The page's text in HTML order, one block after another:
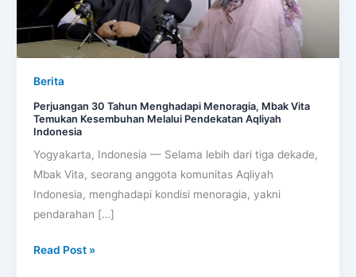
Berita
Perjuangan 30 Tahun Menghadapi Menoragia, Mbak Vita
Temukan Kesembuhan Melalui Pendekatan Aqliyah
Indonesia
Yogyakarta, Indonesia — Selama lebih dari tiga dekade,
Mbak Vita, seorang anggota komunitas Aqliyah
Indonesia, menghadapi kondisi menoragia, yakni
pendarahan […]
Vita
Temukan
Kesembuhan
Melalui
Aqliyah
Indonesia
Read Post »